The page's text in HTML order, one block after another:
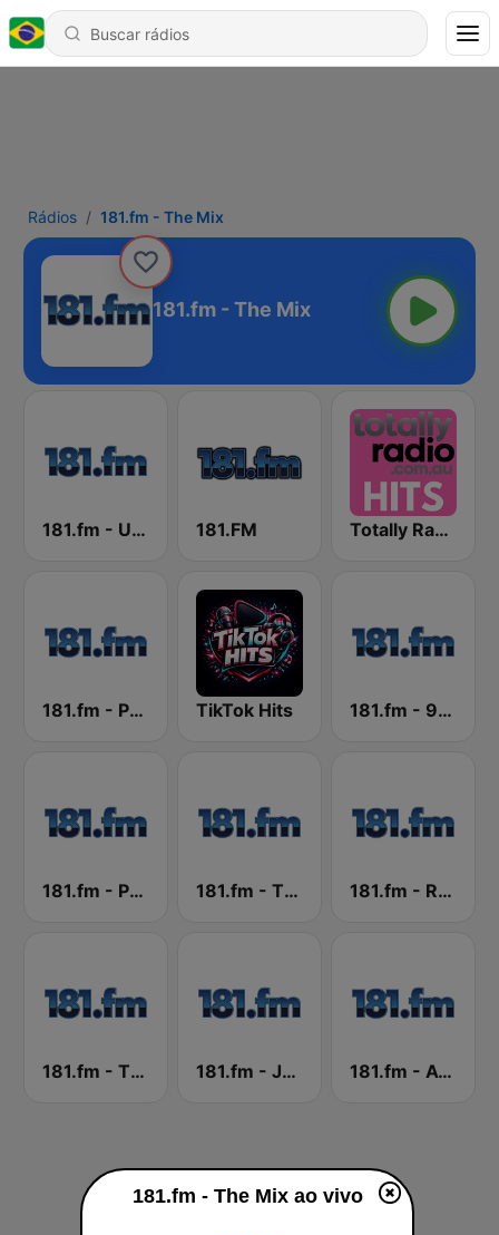
Rádios 181.fm - The Mix
181.fm - The Mix
181.fm - UK top 40 181.FM Totally Radio Hits
181.fm - Party 181 TikTok Hits 181.fm - 90's Dance
181.fm - Power 181 (Top 40) 181.fm - The Eagle 181.fm - Rock 40
181.fm - The Breeze 181.fm - Jammin 181 181.fm - Awesome 80s
181.fm - The Mix ao vivo